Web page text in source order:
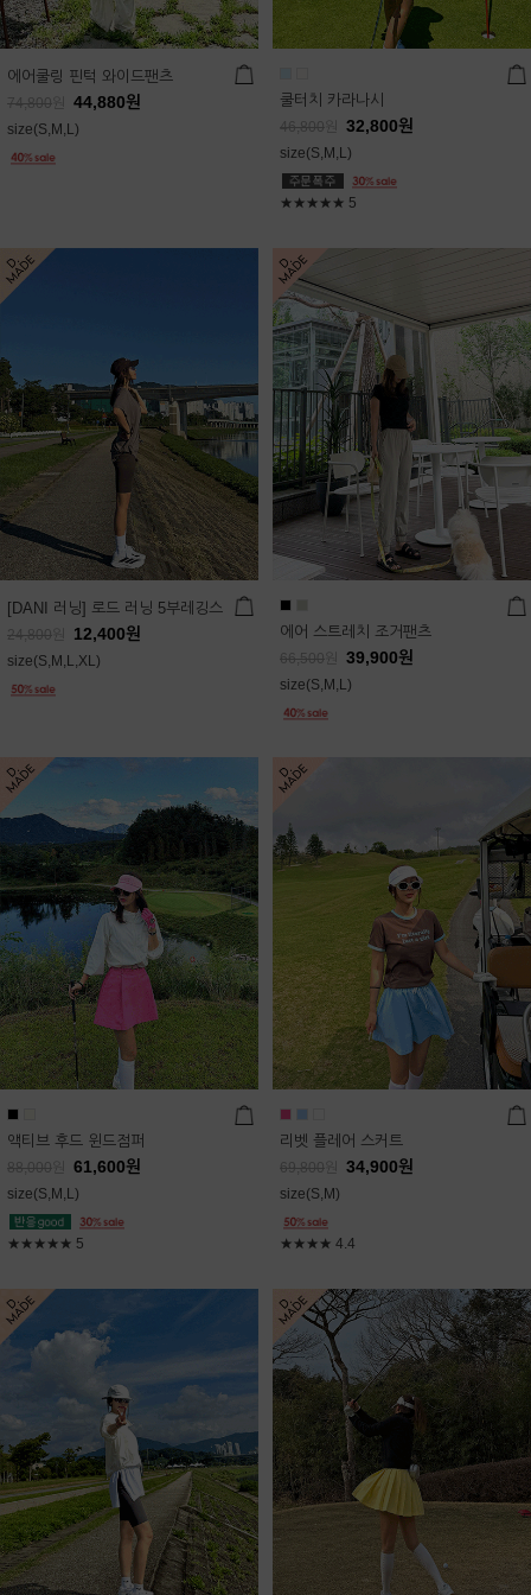
에어쿨링 핀턱 와이드팬츠
74,800 44,880원
size(S,M,L)
쿨터치 카라나시
46,800 32,800원
size(S,M,L)
★★★★★ 5
[DANI 러닝] 로드 러닝 5부레깅스
24,800 12,400원
size(S,M,L,XL)
에어 스트레치 조거팬츠
66,500 39,900원
size(S,M,L)
액티브 후드 윈드점퍼
88,000 61,600원
size(S,M,L)
★★★★★ 5
리벳 플레어 스커트
69,800 34,900원
size(S,M)
★★★★ 4.4